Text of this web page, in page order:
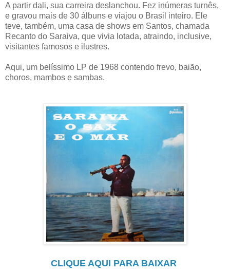
A partir dali, sua carreira deslanchou. Fez inúmeras turnês,
e gravou mais de 30 álbuns e viajou o Brasil inteiro. Ele
teve, também, uma casa de shows em Santos, chamada
Recanto do Saraiva, que vivia lotada, atraindo, inclusive,
visitantes famosos e ilustres.
Aqui, um belíssimo LP de 1968 contendo frevo, baião,
choros, mambos e sambas.
CLIQUE AQUI PARA BAIXAR